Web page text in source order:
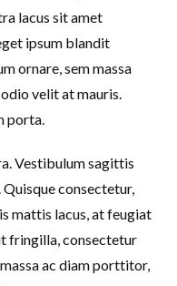
lacus sit amet
ipsum blandit
ornare, sem massa
velit at mauris.
porta.
Vestibulum sagittis
consectetur,
mattis lacus, at feugiat
fringilla, consectetur
ac diam porttitor,